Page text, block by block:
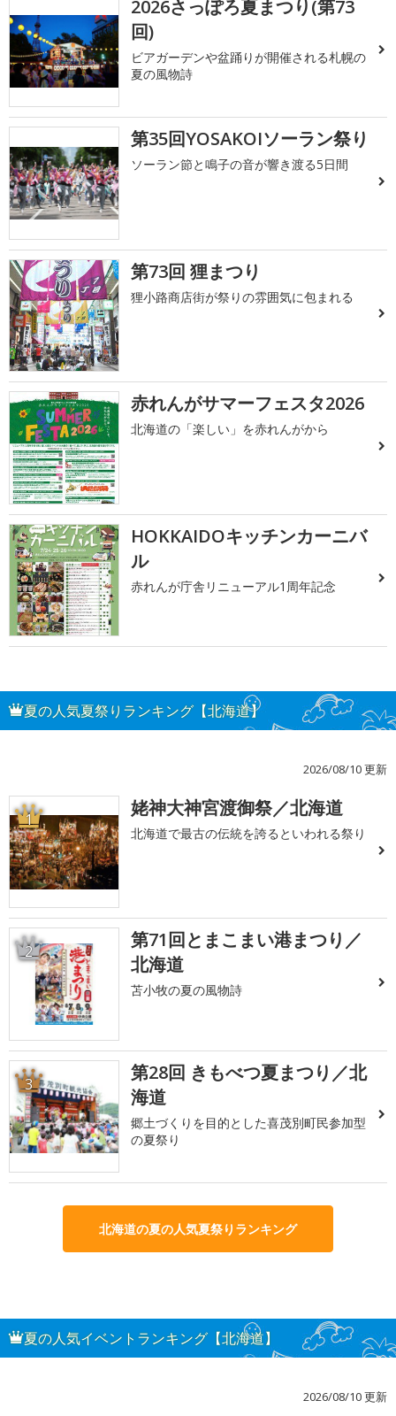
2026さっぽろ夏まつり(第73
回)
ビアガーデンや盆踊りが開催される札幌の
夏の風物詩
第35回YOSAKOIソーラン祭り
ソーラン節と鳴子の音が響き渡る5日間
第73回 狸まつり
狸小路商店街が祭りの雰囲気に包まれる
赤れんがサマーフェスタ2026
北海道の「楽しい」を赤れんがから
HOKKAIDOキッチンカーニバ
ル
赤れんが庁舎リニューアル1周年記念
夏の人気夏祭りランキング【北海道】
2026/08/10 更新
1 姥神大神宮渡御祭／北海道
北海道で最古の伝統を誇るといわれる祭り
2
第71回とまこまい港まつり／
北海道
苫小牧の夏の風物詩
3
第28回 きもべつ夏まつり／北
海道
郷土づくりを目的とした喜茂別町民参加型
の夏祭り
北海道の夏の人気夏祭りランキング
夏の人気イベントランキング【北海道】
2026/08/10 更新